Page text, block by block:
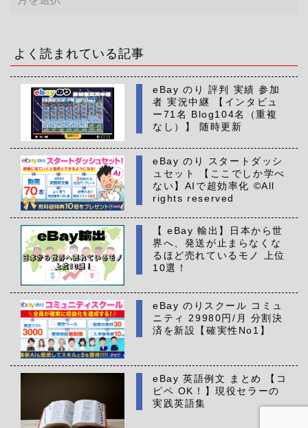
ー
ブ
よく読まれている記事
eBay のり 評判 実績 参加
者 実況中継 【インタビュ
ー71名 Blog104名（重複
なし）】 随時更新
eBay のり スタートダッシ
ュセット 【ここでしか学べ
ない】AIで超効率化 ©All
rights reserved
【 eBay 輸出】日本から世
界へ、発送が止まらなくな
るほど売れているモノ 上位
10選！
eBay のりスクール コミュ
ニティ 29980円/月 分割決
済を新設【確実性No1】
eBay 英語例文 まとめ 【コ
ピペ OK！】現役セラーの
実践英語集